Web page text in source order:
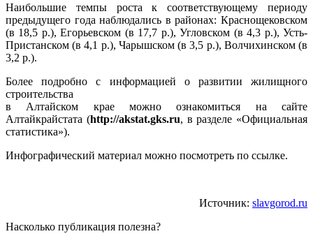
Наибольшие темпы роста к соответствующему периоду
предыдущего года наблюдались в районах: Краснощековском
(в 18,5 р.), Егорьевском (в 17,7 р.), Угловском (в 4,3 р.), Усть-
Пристанском (в 4,1 р.), Чарышском (в 3,5 р.), Волчихинском (в
3,2 р.).
Более подробно с информацией о развитии жилищного
строительства
в Алтайском крае можно ознакомиться на сайте
Алтайкрайстата (http://akstat.gks.ru, в разделе «Официальная
статистика»).
Инфографический материал можно посмотреть по ссылке.
Источник: slavgorod.ru
Насколько публикация полезна?